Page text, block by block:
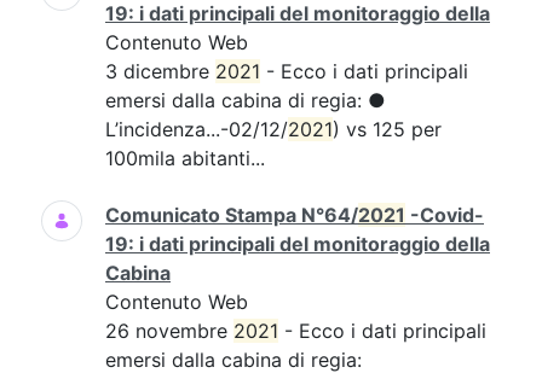
19: i dati principali del monitoraggio della
Contenuto Web
3 dicembre 2021 - Ecco i dati principali
emersi dalla cabina di regia: ●
L’incidenza...-02/12/2021) vs 125 per
100mila abitanti...
Comunicato Stampa N°64/2021 -Covid-
19: i dati principali del monitoraggio della
Cabina
Contenuto Web
26 novembre 2021 - Ecco i dati principali
emersi dalla cabina di regia: